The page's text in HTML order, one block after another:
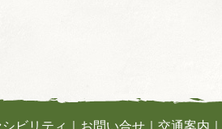
ビリティ お問い合せ 交通案内